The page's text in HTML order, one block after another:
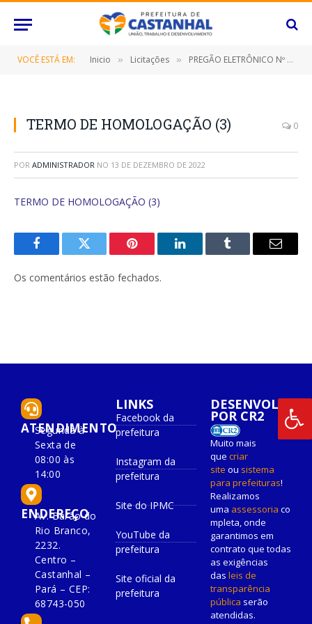
VOCÊ ESTÁ EM: Inicio » Licitações » PREGÃO ELETRÔNICO Nº 087/2022-SRP (CONTRATAÇÃO DE EMPRESA ESPECIALIZADA PARA FORNECIMENTO DE TELAS SOLDADAS NERVURADAS)
TERMO DE HOMOLOGAÇÃO (3) 0
POR ADMINISTRADOR NO 13 DE DEZEMBRO DE 2022
TERMO DE HOMOLOGAÇÃO (3)
FacebookTwitter Pinterest O
Tumblr
E-
Os comentários estão fechados.
ATENDIMENTO
Segunda à
Sexta de
08:00 às
14:00
ENDEREÇO
Av. Barão do
Rio Branco,
2232.
Centro –
Castanhal –
Pará – CEP:
68743-050
LINKS
Facebook da
prefeitura
Instagram da
prefeitura
Site do IPMC
YouTube da
prefeitura
Site oficial da
prefeitura
DESENVOLVIDO
POR CR2
Muito mais
que criar
site ou sistema
para prefeituras!
Realizamos
uma assessoria co
mpleta, onde
garantimos em
contrato que todas
as exigências
das leis de
transparência
pública serão
atendidas.